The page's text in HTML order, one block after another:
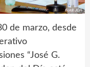
de marzo, desde
“José G.